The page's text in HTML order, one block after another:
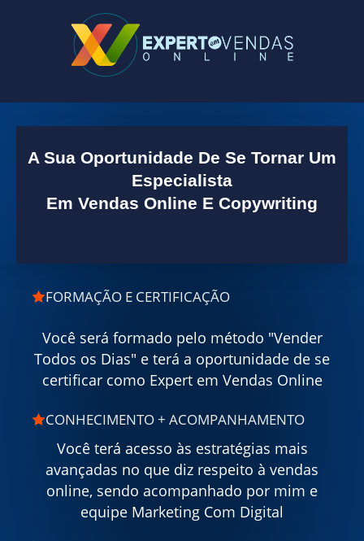
A Sua Oportunidade De Se Tornar Um
Especialista
Em Vendas Online E Copywriting
FORMAÇÃO E CERTIFICAÇÃO
Você será formado pelo método "Vender
Todos os Dias" e terá a oportunidade de se
certificar como Expert em Vendas Online
CONHECIMENTO + ACOMPANHAMENTO
Você terá acesso às estratégias mais
avançadas no que diz respeito à vendas
online, sendo acompanhado por mim e
equipe Marketing Com Digital